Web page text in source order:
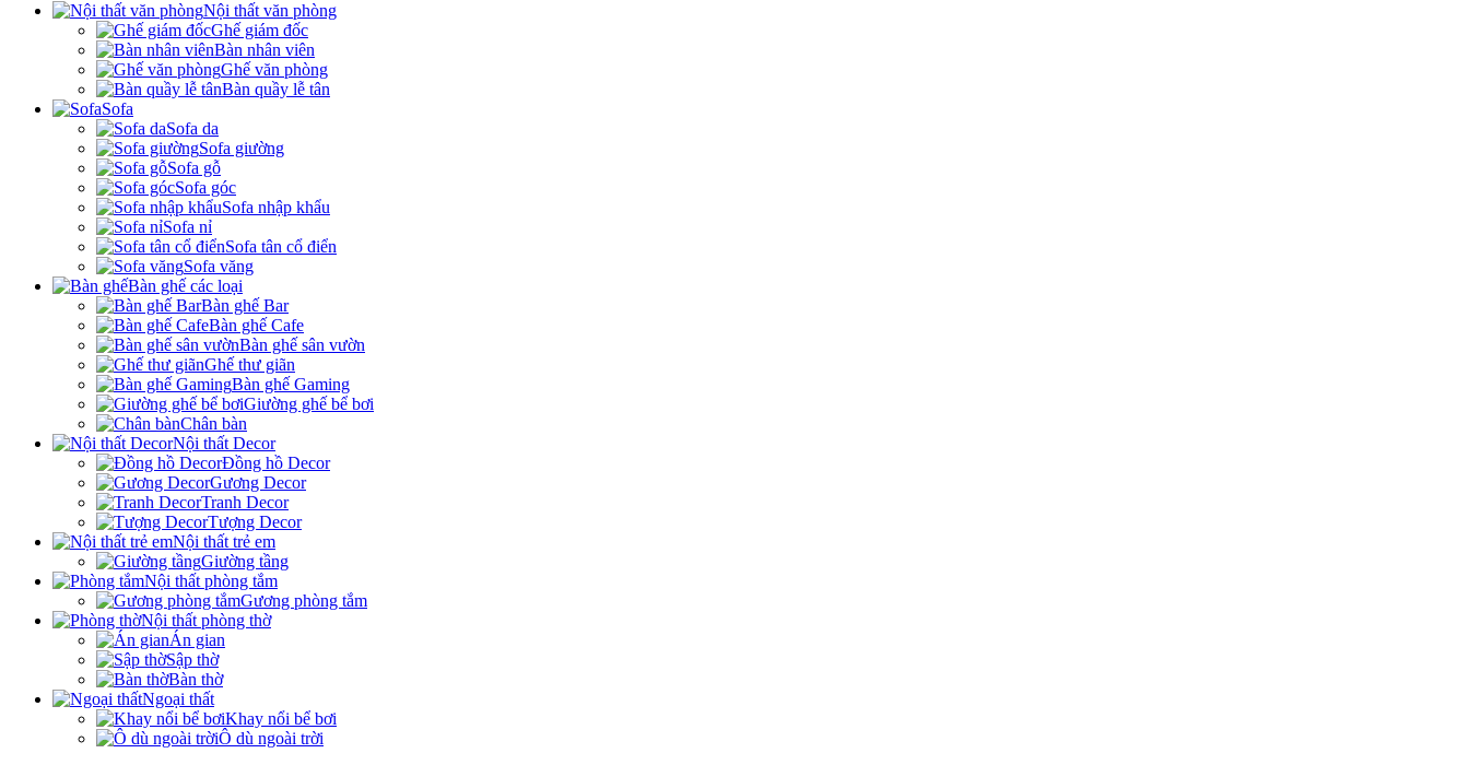
Nội thất văn phòng
Ghế giám đốc
Bàn nhân viên
Ghế văn phòng
Bàn quầy lễ tân
Sofa
Sofa da
Sofa giường
Sofa gỗ
Sofa góc
Sofa nhập khẩu
Sofa nỉ
Sofa tân cổ điển
Sofa văng
Bàn ghế các loại
Bàn ghế Bar
Bàn ghế Cafe
Bàn ghế sân vườn
Ghế thư giãn
Bàn ghế Gaming
Giường ghế bể bơi
Chân bàn
Nội thất Decor
Đồng hồ Decor
Gương Decor
Tranh Decor
Tượng Decor
Nội thất trẻ em
Giường tầng
Nội thất phòng tắm
Gương phòng tắm
Nội thất phòng thờ
Án gian
Sập thờ
Bàn thờ
Ngoại thất
Khay nổi bể bơi
Ô dù ngoài trời